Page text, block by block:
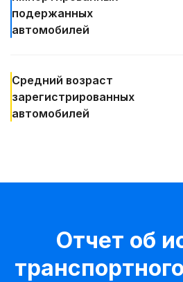
подержанных
автомобилей
Средний возраст
зарегистрированных
автомобилей
Отчет об